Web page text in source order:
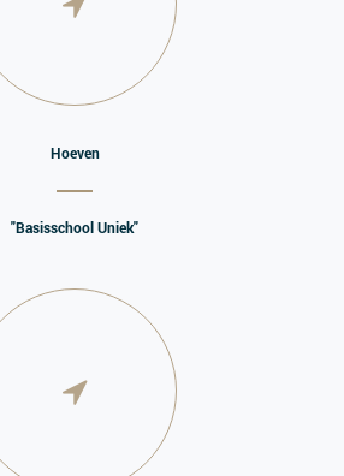
Hoeven
"Basisschool Uniek"